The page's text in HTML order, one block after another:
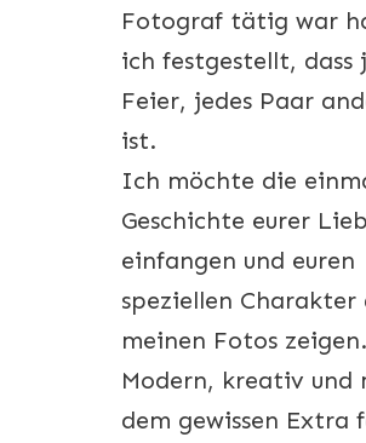
Fotograf tätig war
ich festgestellt, dass
Feier, jedes Paar
ist.
Ich möchte die
Geschichte eurer
einfangen und euren
speziellen Charakter
meinen Fotos zeigen.
Modern, kreativ und
dem gewissen Extra